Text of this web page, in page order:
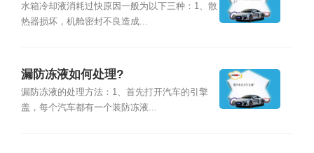
水箱冷却液消耗过快原因一般为以下三种：1、散
热器损坏，机舱密封不良造成...
漏防冻液如何处理?
漏防冻液的处理方法：1、首先打开汽车的引擎
盖，每个汽车都有一个装防冻液...